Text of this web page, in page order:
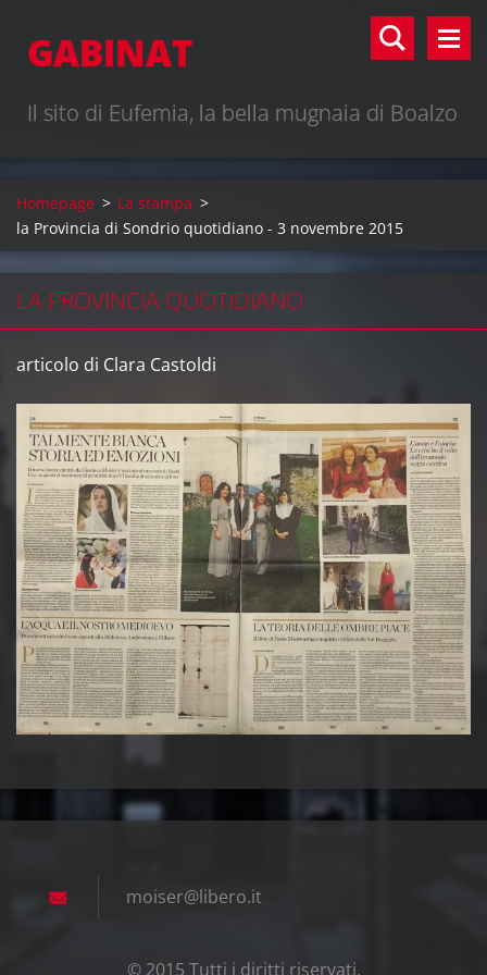
GABINAT
Il sito di Eufemia, la bella mugnaia di Boalzo
Homepage > La stampa >
la Provincia di Sondrio quotidiano - 3 novembre 2015
LA PROVINCIA QUOTIDIANO
articolo di Clara Castoldi
moiser@libero.it
© 2015 Tutti i diritti riservati.